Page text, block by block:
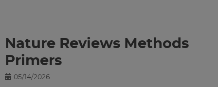
Nature Reviews Methods
Primers
05/14/2026